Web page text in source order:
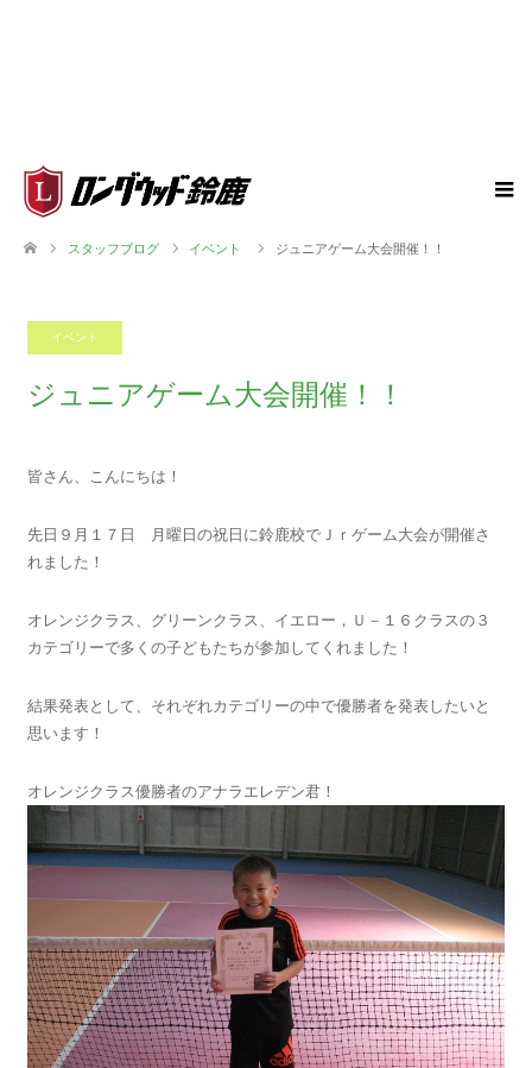
スタッフブログ イベント ジュニアゲーム大会開催！！
イベント
ジュニアゲーム大会開催！！
皆さん、こんにちは！
先日９月１７日 月曜日の祝日に鈴鹿校でＪｒゲーム大会が開催さ
れました！
オレンジクラス、グリーンクラス、イエロー，Ｕ－１６クラスの３
カテゴリーで多くの子どもたちが参加してくれました！
結果発表として、それぞれカテゴリーの中で優勝者を発表したいと
思います！
オレンジクラス優勝者のアナラエレデン君！